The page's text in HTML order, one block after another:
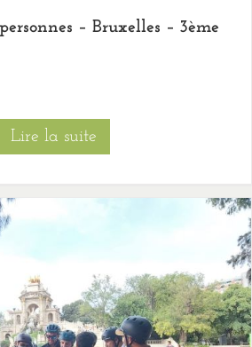
– Bruxelles – 3ème
Lire la suite